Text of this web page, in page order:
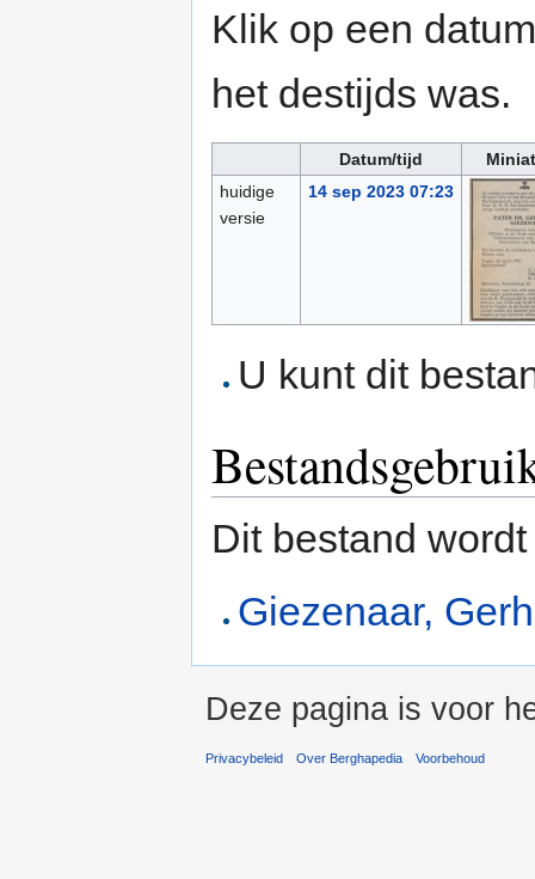
Klik op een
het destijds was.
Datum/tijd
huidige
versie
14 sep 2023 07:23
U kunt dit
Dit bestand
Giezenaar,
Deze pagina is voor
Privacybeleid Over Berghapedia Voorbehoud